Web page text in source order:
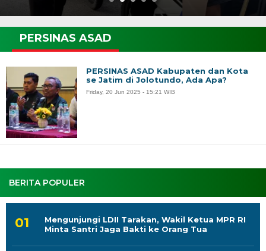
BERITA POPULER
Mengunjungi LDII Tarakan, Wakil Ketua MPR RI
Minta Santri Jaga Bakti ke Orang Tua
PERSINAS ASAD
PERSINAS ASAD Kabupaten dan Kota
se Jatim di Jolotundo, Ada Apa?
Friday, 20 Jun 2025 - 15:21 WIB